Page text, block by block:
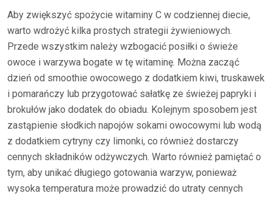
Aby zwiększyć spożycie witaminy C w codziennej diecie,
warto wdrożyć kilka prostych strategii żywieniowych.
Przede wszystkim należy wzbogacić posiłki o świeże
owoce i warzywa bogate w tę witaminę. Można zacząć
dzień od smoothie owocowego z dodatkiem kiwi, truskawek
i pomarańczy lub przygotować sałatkę ze świeżej papryki i
brokułów jako dodatek do obiadu. Kolejnym sposobem jest
zastąpienie słodkich napojów sokami owocowymi lub wodą
z dodatkiem cytryny czy limonki, co również dostarczy
cennych składników odżywczych. Warto również pamiętać o
tym, aby unikać długiego gotowania warzyw, ponieważ
wysoka temperatura może prowadzić do utraty cennych